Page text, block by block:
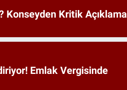
Konseyden Kritik Açıklama
Emlak Vergisinde